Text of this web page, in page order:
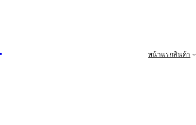
หน้าแรกสินค้า